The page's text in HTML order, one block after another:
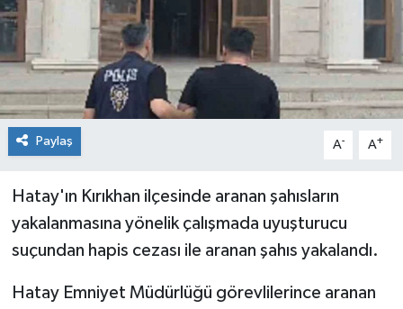
Paylaş A- A+
Hatay'ın Kırıkhan ilçesinde aranan şahısların
yakalanmasına yönelik çalışmada uyuşturucu
suçundan hapis cezası ile aranan şahıs yakalandı.
Hatay Emniyet Müdürlüğü görevlilerince aranan